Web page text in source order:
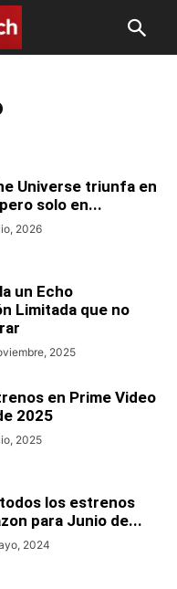
Universe triunfa en
solo en...
2026
un Echo
Limitada que no
2025
en Prime Video
2025
2025
los estrenos
para Junio de...
2024